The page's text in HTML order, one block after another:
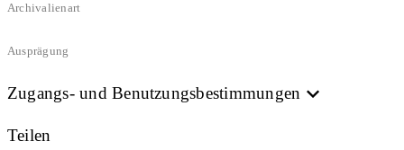
Archivalienart
Ausprägung
Zugangs- und Benutzungsbestimmungen
Teilen